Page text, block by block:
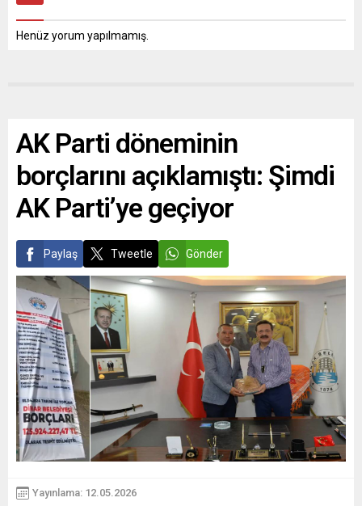
Henüz yorum yapılmamış.
AK Parti döneminin
borçlarını açıklamıştı: Şimdi
AK Parti’ye geçiyor
Paylaş Tweetle Gönder
Yayınlama: 12.05.2026